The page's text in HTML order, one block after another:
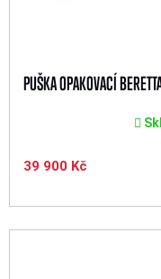
PUŠKA OPAKOVACÍ
39 900 Kč